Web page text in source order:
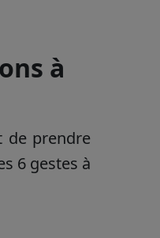
à
de prendre
6 gestes à